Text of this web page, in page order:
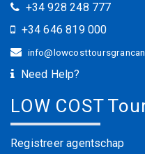
+34 928 248 777
+34 646 819 000
Need Help?
LOW COST
Registreer agentschap